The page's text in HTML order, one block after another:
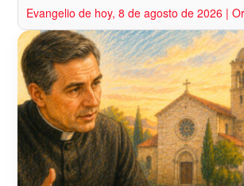
Evangelio de hoy, 8 de agosto de 2026 |